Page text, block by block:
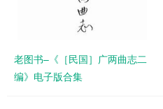
老图书–《［民国］广两曲志二
编》电子版合集